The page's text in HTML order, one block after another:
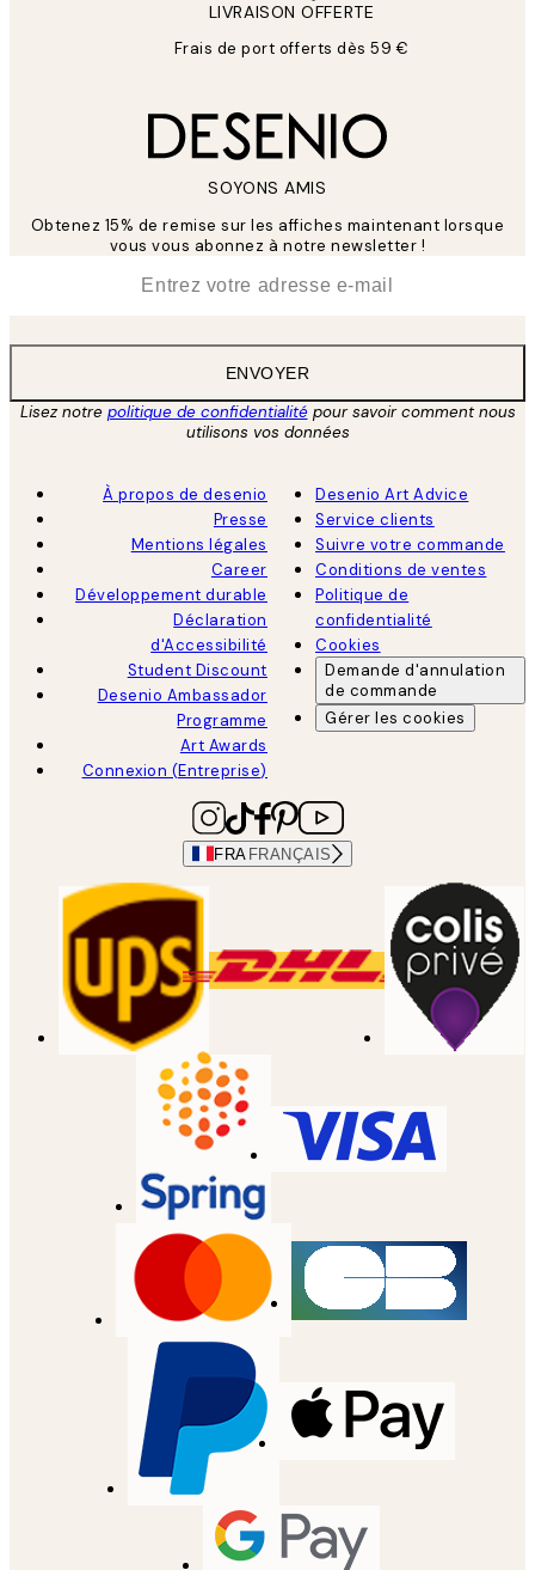
LIVRAISON OFFERTE
Frais de port offerts dès 59 €
SOYONS AMIS
Obtenez 15% de remise sur les affiches maintenant lorsque
vous vous abonnez à notre newsletter !
ENVOYER
Lisez notre politique de confidentialitépour savoir comment nous
utilisons vos données
À propos de desenio
Presse
Mentions légales
Career
Développement durable
Déclaration
d'Accessibilité
Student Discount
Desenio Ambassador
Programme
Art Awards
Connexion (Entreprise)
Desenio Art Advice
Service clients
Suivre votre commande
Conditions de ventes
Politique de
confidentialité
Cookies
Demande d'annulation
de commande
Gérer les cookies
FRA FRANÇAIS